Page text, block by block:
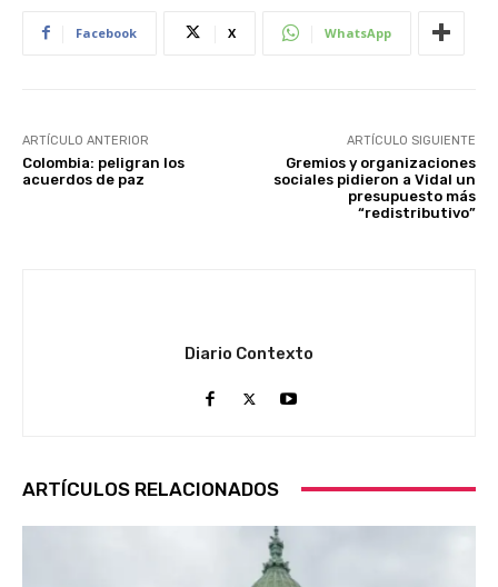
Facebook X WhatsApp
ARTÍCULO ANTERIOR
Colombia: peligran los
acuerdos de paz
ARTÍCULO SIGUIENTE
Gremios y organizaciones
sociales pidieron a Vidal un
presupuesto más
“redistributivo”
Diario Contexto
ARTÍCULOS RELACIONADOS